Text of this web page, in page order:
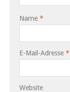
Name *
E-Mail-Adresse *
Website